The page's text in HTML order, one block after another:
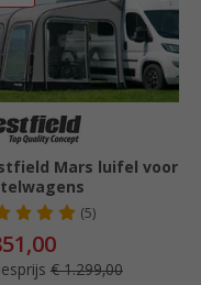
Mars luifel voor
(5)
€ 1.299,00